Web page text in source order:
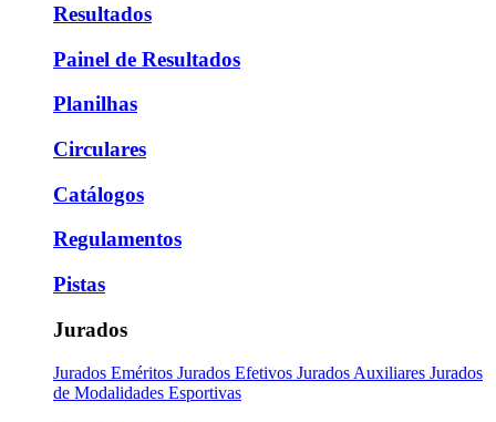
Resultados
Painel de Resultados
Planilhas
Circulares
Catálogos
Regulamentos
Pistas
Jurados
Jurados Eméritos Jurados Efetivos Jurados Auxiliares Jurados
de Modalidades Esportivas